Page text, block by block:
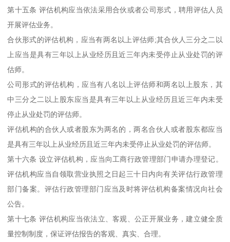
第十五条 评估机构应当依法采用合伙或者公司形式，聘用评估人员
开展评估业务。
合伙形式的评估机构，应当有两名以上评估师;其合伙人三分之二以
上应当是具有三年以上从业经历且近三年内未受停止从业处罚的评
估师。
公司形式的评估机构，应当有八名以上评估师和两名以上股东，其
中三分之二以上股东应当是具有三年以上从业经历且近三年内未受
停止从业处罚的评估师。
评估机构的合伙人或者股东为两名的，两名合伙人或者股东都应当
是具有三年以上从业经历且近三年内未受停止从业处罚的评估师。
第十六条 设立评估机构，应当向工商行政管理部门申请办理登记。
评估机构应当自领取营业执照之日起三十日内向有关评估行政管理
部门备案。评估行政管理部门应当及时将评估机构备案情况向社会
公告。
第十七条 评估机构应当依法立、客观、公正开展业务，建立健全质
量控制制度，保证评估报告的客观、真实、合理。